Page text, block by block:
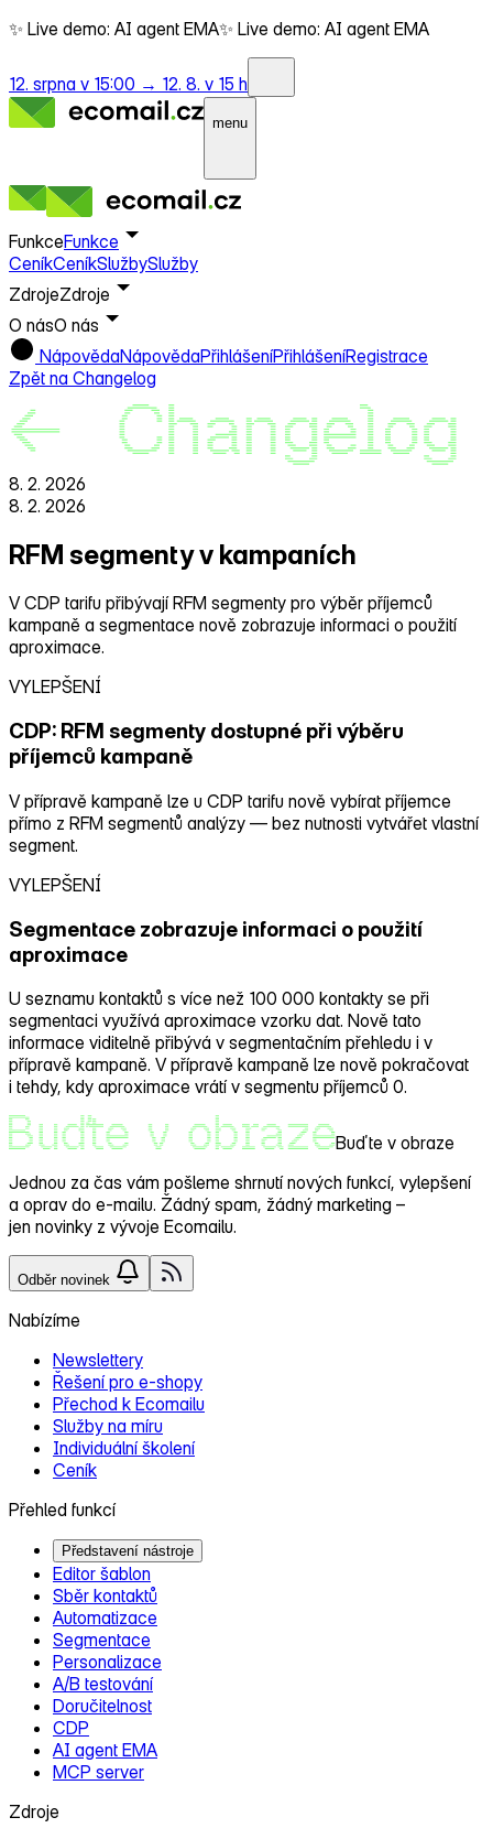
✨ Live demo: AI agent EMA✨ Live demo: AI agent EMA
12. srpna v 15:00 → 12. 8. v 15 h
menu
FunkceFunkce
CeníkCeníkSlužbySlužby
ZdrojeZdroje
O násO nás
NápovědaNápovědaPřihlášeníPřihlášeníRegistrace
Zpět na Changelog
8. 2. 2026
8. 2. 2026
RFM segmenty v kampaních
V CDP tarifu přibývají RFM segmenty pro výběr příjemců
kampaně a segmentace nově zobrazuje informaci o použití
aproximace.
VYLEPŠENÍ
CDP: RFM segmenty dostupné při výběru
příjemců kampaně
V přípravě kampaně lze u CDP tarifu nově vybírat příjemce
přímo z RFM segmentů analýzy — bez nutnosti vytvářet vlastní
segment.
VYLEPŠENÍ
Segmentace zobrazuje informaci o použití
aproximace
U seznamu kontaktů s více než 100 000 kontakty se při
segmentaci využívá aproximace vzorku dat. Nově tato
informace viditelně přibývá v segmentačním přehledu i v
přípravě kampaně. V přípravě kampaně lze nově pokračovat
i tehdy, kdy aproximace vrátí v segmentu příjemců 0.
Buďte v obraze
Jednou za čas vám pošleme shrnutí nových funkcí, vylepšení
a oprav do e‑mailu. Žádný spam, žádný marketing –
jen novinky z vývoje Ecomailu.
Odběr novinek
Nabízíme
Newslettery
Řešení pro e‑shopy
Přechod k Ecomailu
Služby na míru
Individuální školení
Ceník
Přehled funkcí
Představení nástroje
Editor šablon
Sběr kontaktů
Automatizace
Segmentace
Personalizace
A/B testování
Doručitelnost
CDP
AI agent EMA
MCP server
Zdroje